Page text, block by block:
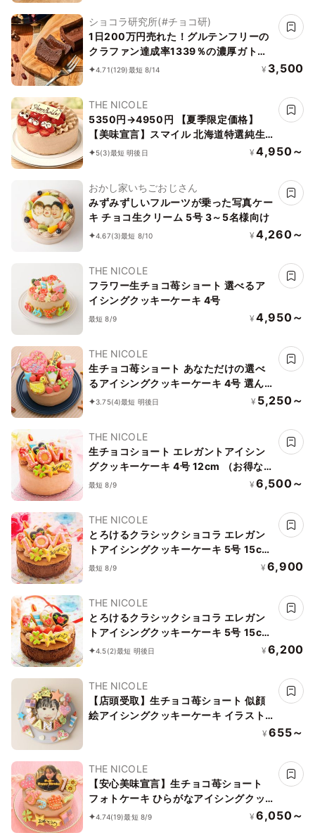
ショコラ研究所(#チョコ研)
1日200万円売れた！グルテンフリーの
クラファン達成率1339％の濃厚ガトー
ショコラ誕生日プレゼント
4.71(129)最短 8/14 ¥ 3,500
THE NICOLE
5350円→4950円 【夏季限定価格】
【美味宣言】スマイル 北海道特選純生
チョコ 苺ショートケーキ 4号 12cm ＊
5(3)最短 明後日 ¥ 4,950～
おかし家いちごおじさん
みずみずしいフルーツが乗った写真ケー
キ チョコ生クリーム 5号 3～5名様向け
4.67(3)最短 8/10 ¥ 4,260～
THE NICOLE
フラワー生チョコ苺ショート 選べるア
イシングクッキーケーキ 4号
最短 8/9 ¥ 4,950～
THE NICOLE
生チョコ苺ショート あなただけの選べ
るアイシングクッキーケーキ 4号 選ん
で楽しい！！ ＊アイシングデコ当日配
3.75(4)最短 明後日 ¥ 5,250～
THE NICOLE
生チョコショート エレガントアイシン
グクッキーケーキ 4号 12cm （お得なア
イシングセットです） ギフトに最適
最短 8/9 ¥ 6,500～
THE NICOLE
とろけるクラシックショコラ エレガン
トアイシングクッキーケーキ 5号 15cm
（お得なアイシングセットです） ギフ
最短 8/9 ¥ 6,900
THE NICOLE
とろけるクラシックショコラ エレガン
トアイシングクッキーケーキ 5号 15cm
（お得なアイシングセットです） ＊ア
4.5(2)最短 明後日 ¥ 6,200
THE NICOLE
【店頭受取】生チョコ苺ショート 似顔
絵アイシングクッキーケーキ イラスト
¥ 655～
THE NICOLE
【安心美味宣言】生チョコ苺ショート
フォトケーキ ひらがなアイシングクッ
キーケーキ 写真ケーキ 4号 12cm ※ひ
4.74(19)最短 8/9 ¥ 6,050～